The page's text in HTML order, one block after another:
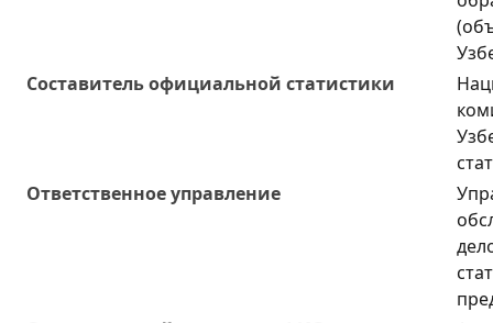
Составитель официальной статистики
Ответственное управление